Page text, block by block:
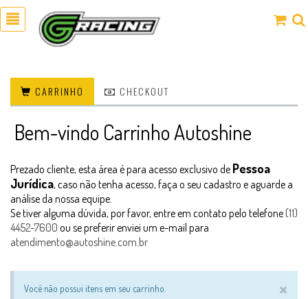
CARRINHO CHECKOUT
Bem-vindo Carrinho Autoshine
Prezado cliente, esta área é para acesso exclusivo de Pessoa
Jurídica, caso não tenha acesso, faça o seu cadastro e aguarde a
análise da nossa equipe.
Se tiver alguma dúvida, por favor, entre em contato pelo telefone (11)
4452-7600 ou se preferir enviei um e-mail para
atendimento@autoshine.com.br
×
Você não possui itens em seu carrinho.